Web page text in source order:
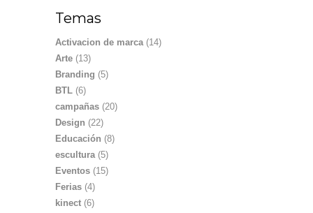
Temas
Activacion de marca(14)
Arte (13)
Branding (5)
BTL (6)
campañas (20)
Design (22)
Educación (8)
escultura(5)
Eventos (15)
Ferias (4)
kinect (6)